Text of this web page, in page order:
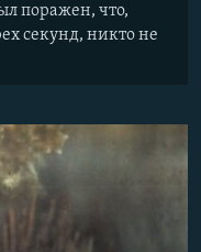
поражен, что,
секунд, никто не